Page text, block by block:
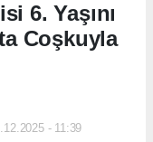
6. Yaşını
Coşkuyla
- 11:39